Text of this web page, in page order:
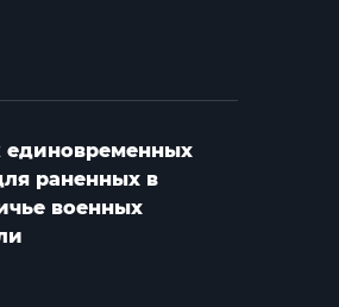
единовременных
раненных в
военных